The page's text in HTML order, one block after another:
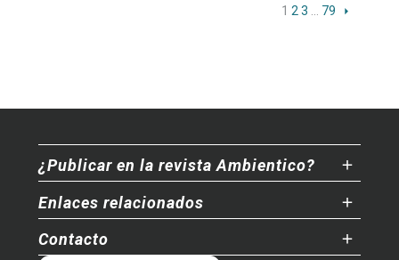
1 2 3 79
¿Publicar en la revista Ambientico?
Enlaces relacionados
Contacto